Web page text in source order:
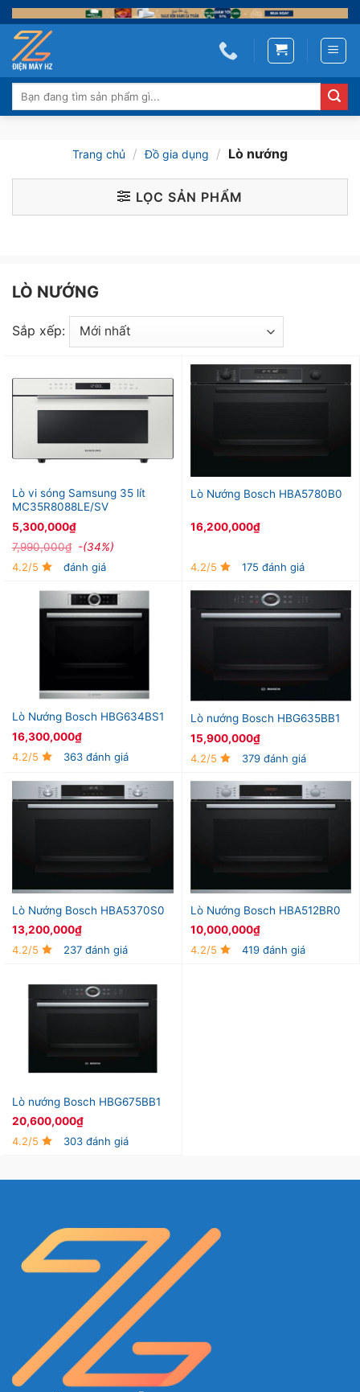
Skip
to
content
Tìm
kiếm:
Trang chủ / Đồ gia dụng / Lò nướng
LỌC SẢN PHẨM
LÒ NƯỚNG
Sắp xếp:
Lò vi sóng Samsung 35 lít
MC35R8088LE/SV
5,300,000₫
7,990,000₫ -(34%)
4.2/5
đánh giá
Lò Nướng Bosch HBA5780B0
16,200,000₫
4.2/5 175 đánh giá
Lò Nướng Bosch HBG634BS1
16,300,000₫
4.2/5
363 đánh giá
Lò nướng Bosch HBG635BB1
15,900,000₫
4.2/5
379 đánh giá
Lò Nướng Bosch HBA5370S0
13,200,000₫
4.2/5
237 đánh giá
Lò Nướng Bosch HBA512BR0
10,000,000₫
4.2/5
419 đánh giá
Lò nướng Bosch HBG675BB1
20,600,000₫
4.2/5
303 đánh giá